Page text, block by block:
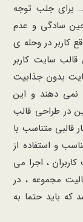
برای جلب توجه
سادگی و عدم
کاربر در وحله ی
سایت کاربر
بدون جذابیت
نمی دهند و این
در طراحی قالب
قالبی متناسب با
و استفاده از
، اجرا می
مجموعه ، در
که باید حتما به